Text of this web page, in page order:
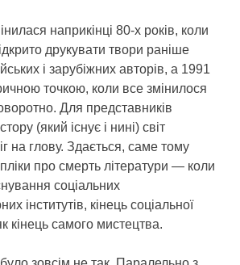
наприкінці 80-х років, коли
друкувати твори раніше
і зарубіжних авторів, а 1991
точкою, коли все змінилося
Для представників
(який існує і нині) світ
на глову. Здається, саме тому
про смерть літератури — коли
соціальних
інститутів, кінець соціальної
кінець самого мистецтва.